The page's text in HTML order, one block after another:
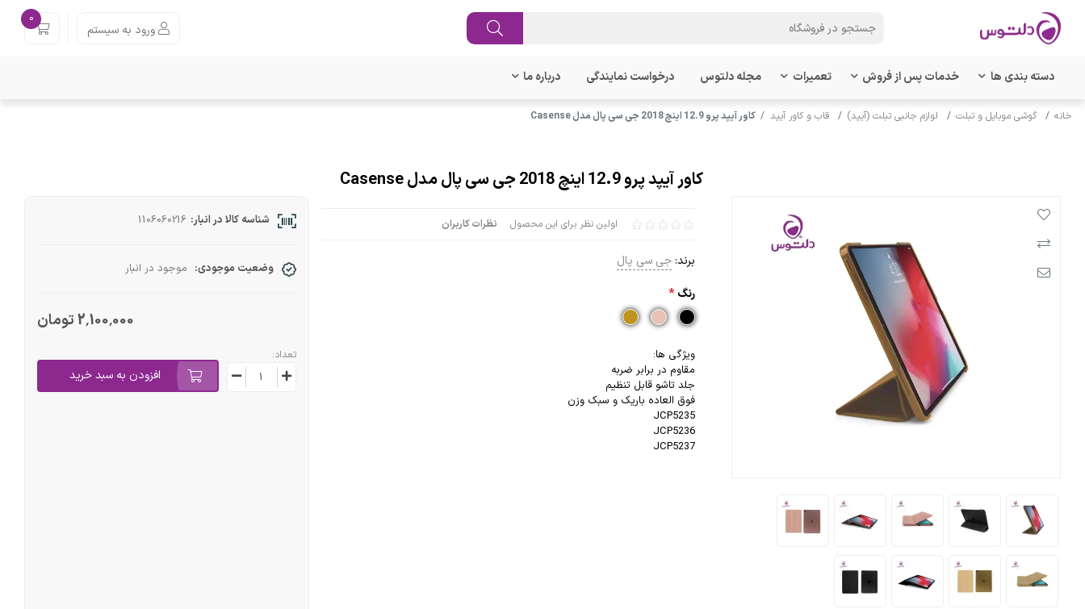
ورود به سیستم
0
دسته بندی ها خدمات پس از فروش تعمیرات مجله دلتوس درخواست نمایندگی درباره ما
خانه گوشی موبایل و تبلت لوازم جانبی تبلت (آیپد) قاب و کاور آیپد کاور آیپد پرو 12.9 اینچ 2018 جی سی پال مدل Casense
کاور آیپد پرو 12.9 اینچ 2018 جی سی پال مدل Casense
اولین نظر برای این محصول نظرات کاربران
برند:جی سی پال
رنگ *
ویژگی ها:
مقاوم در برابر ضربه
جلد تاشو قابل تنظیم
فوق العاده باریک و سبک وزن
JCP5235
JCP5236
JCP5237
شناسه کالا در انبار: 1106060216
وضعیت موجودی: موجود در انبار
2٬100٬000 تومان
تعداد:
افزودن به سبد خرید